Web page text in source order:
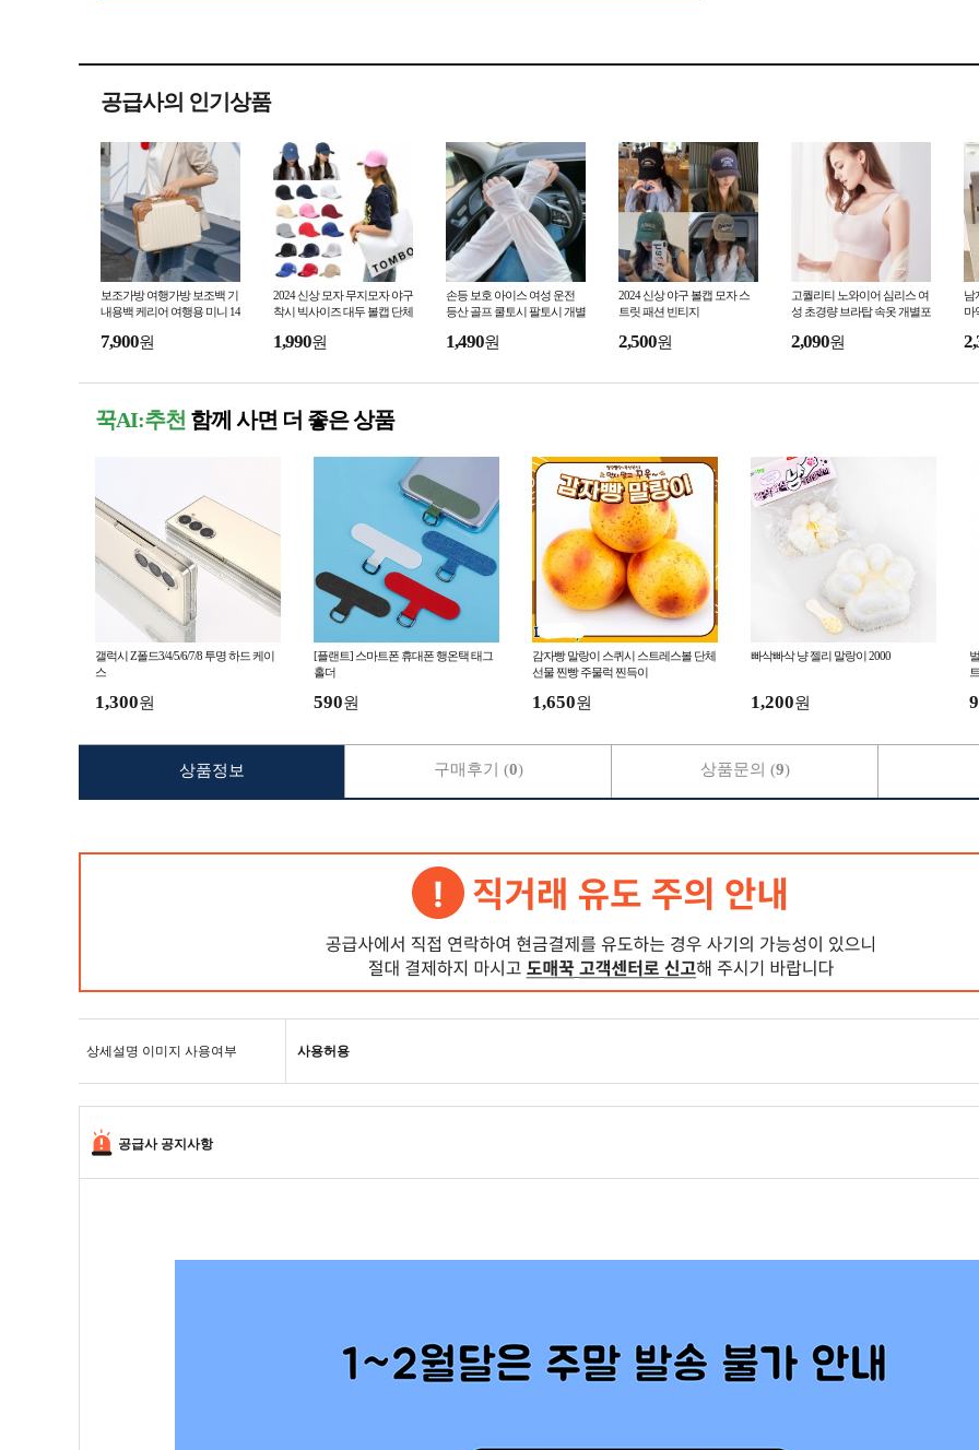
공급사의 인기상품
보조가방 여행가방 보조백 기
내용백 케리어 여행용 미니 14
스
7,900원
2024 신상 모자 무지모자 야구
착시 빅사이즈 대두 볼캡 단체
름 면 여성 모자
1,990원
손등 보호 아이스 여성 운전
등산 골프 쿨토시 팔토시 개별
1,490원
2024 신상 야구 볼캡 모자 스
트릿 패션 빈티지
2,500원
고퀄리티 노와이어 심리스 여
성 초경량 브라탑 속옷 개별포
2,090원
남
마
꾹AI:추천 함께 사면 더 좋은 상품
갤럭시 Z폴드3/4/5/6/7/8 투명 하드 케이
스
1,300원
[플랜트] 스마트폰 휴대폰 행온택 태그
홀더
590원
감자빵 말랑이 스퀴시 스트레스볼 단체
선물 찐빵 주물럭 찐득이
1,650원
빠삭빠삭 냥 젤리 말랑이 2000
1,200원
상세설명 이미지 사용여부 사용허용
공급사 공지사항
상품정보 구매후기 (0) 상품문의 (9)